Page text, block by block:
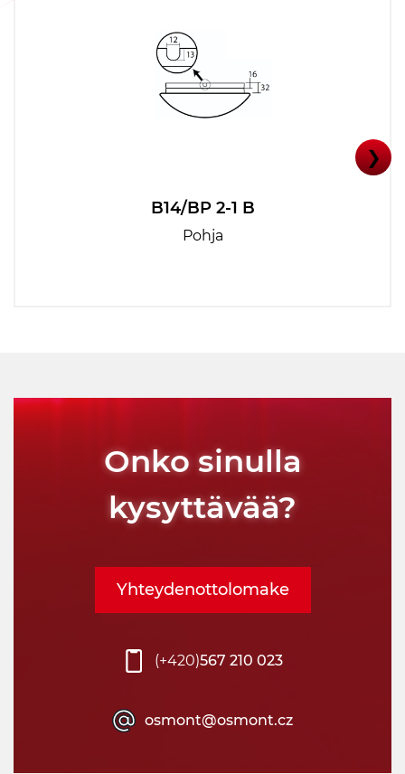
B14/BP 2-1 B
Pohja
❯
Onko sinulla
kysyttävää?
(+420)567 210 023
osmont@osmont.cz
Yhteydenottolomake